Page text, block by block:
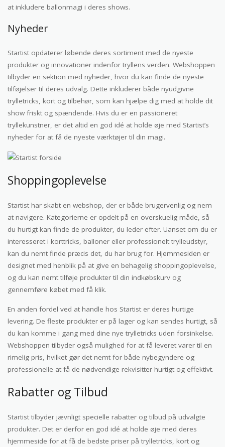
at inkludere ballonmagi i deres shows.
Nyheder
Startist opdaterer løbende deres sortiment med de nyeste
produkter og innovationer indenfor tryllens verden. Webshoppen
tilbyder en sektion med nyheder, hvor du kan finde de nyeste
tilføjelser til deres udvalg. Dette inkluderer både nyudgivne
trylletricks, kort og tilbehør, som kan hjælpe dig med at holde dit
show friskt og spændende. Hvis du er en passioneret
tryllekunstner, er det altid en god idé at holde øje med Startist’s
nyheder for at få de nyeste værktøjer til din magi.
Shoppingoplevelse
Startist har skabt en webshop, der er både brugervenlig og nem
at navigere. Kategorierne er opdelt på en overskuelig måde, så
du hurtigt kan finde de produkter, du leder efter. Uanset om du er
interesseret i korttricks, balloner eller professionelt trylleudstyr,
kan du nemt finde præcis det, du har brug for. Hjemmesiden er
designet med henblik på at give en behagelig shoppingoplevelse,
og du kan nemt tilføje produkter til din indkøbskurv og
gennemføre købet med få klik.
En anden fordel ved at handle hos Startist er deres hurtige
levering. De fleste produkter er på lager og kan sendes hurtigt, så
du kan komme i gang med dine nye trylletricks uden forsinkelse.
Webshoppen tilbyder også mulighed for at få leveret varer til en
rimelig pris, hvilket gør det nemt for både nybegyndere og
professionelle at få de nødvendige rekvisitter hurtigt og effektivt.
Rabatter og Tilbud
Startist tilbyder jævnligt specielle rabatter og tilbud på udvalgte
produkter. Det er derfor en god idé at holde øje med deres
hjemmeside for at få de bedste priser på trylletricks, kort og